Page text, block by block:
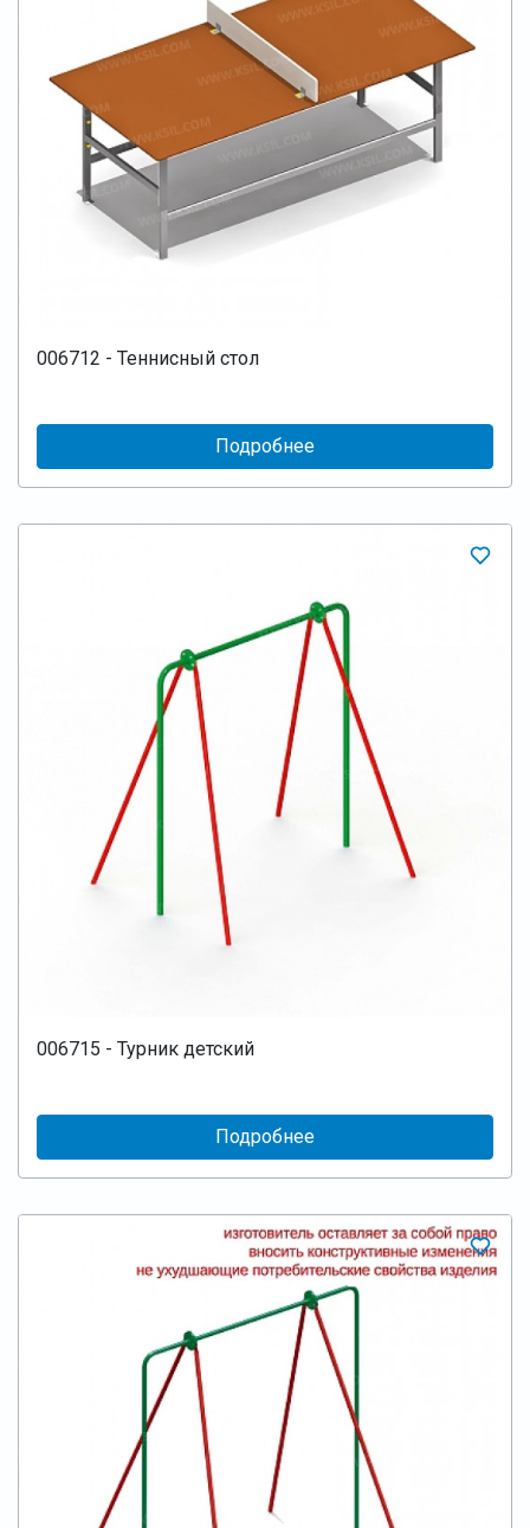
006712 - Теннисный стол
Подробнее
006715 - Турник детский
Подробнее